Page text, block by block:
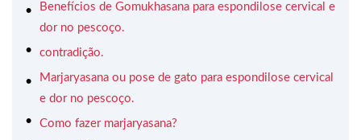
Benefícios de Gomukhasana para espondilose cervical e
dor no pescoço.
contradição.
Marjaryasana ou pose de gato para espondilose cervical
e dor no pescoço.
Como fazer marjaryasana?